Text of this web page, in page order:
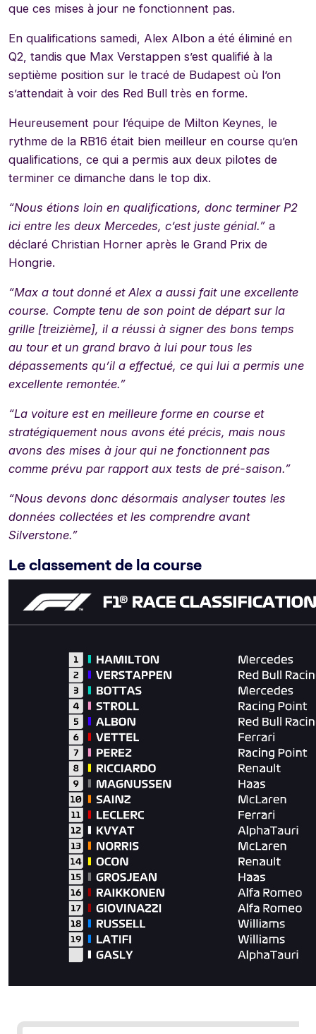
que ces mises à jour ne fonctionnent pas.
En qualifications samedi, Alex Albon a été éliminé en
Q2, tandis que Max Verstappen s’est qualifié à la
septième position sur le tracé de Budapest où l’on
s’attendait à voir des Red Bull très en forme.
Heureusement pour l’équipe de Milton Keynes, le
rythme de la RB16 était bien meilleur en course qu’en
qualifications, ce qui a permis aux deux pilotes de
terminer ce dimanche dans le top dix.
“Nous étions loin en qualifications, donc terminer P2
ici entre les deux Mercedes, c’est juste génial.” a
déclaré Christian Horner après le Grand Prix de
Hongrie.
“Max a tout donné et Alex a aussi fait une excellente
course. Compte tenu de son point de départ sur la
grille [treizième], il a réussi à signer des bons temps
au tour et un grand bravo à lui pour tous les
dépassements qu’il a effectué, ce qui lui a permis une
excellente remontée.”
“La voiture est en meilleure forme en course et
stratégiquement nous avons été précis, mais nous
avons des mises à jour qui ne fonctionnent pas
comme prévu par rapport aux tests de pré-saison.”
“Nous devons donc désormais analyser toutes les
données collectées et les comprendre avant
Silverstone.”
Le classement de la course